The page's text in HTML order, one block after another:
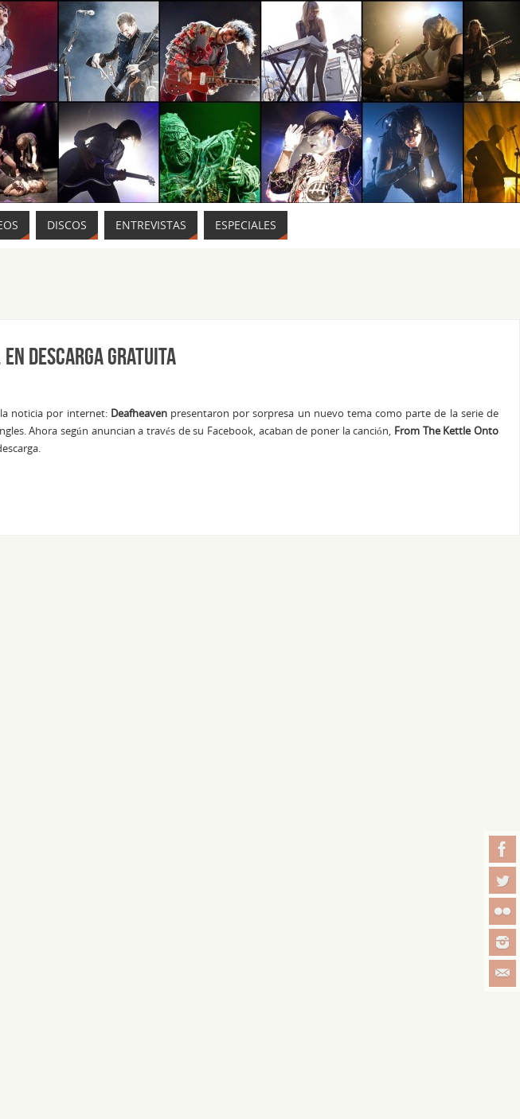
DISCOS ENTREVISTAS ESPECIALES
en descarga gratuita
noticia por internet: Deafheavenpresentaron por sorpresa un nuevo tema como parte de la serie de
Ahora según anuncian a través de su Facebook, acaban de poner la canción, From The Kettle Onto